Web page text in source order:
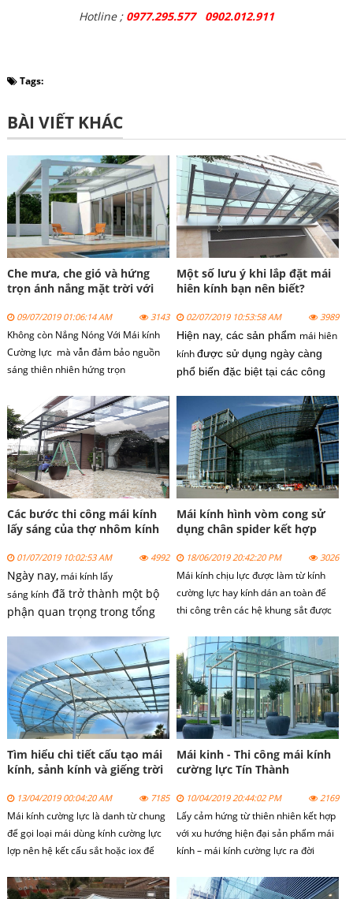
Hotline ; 0977.295.577 0902.012.911
Tags:
BÀI VIẾT KHÁC
Che mưa, che gió và hứng
trọn ánh nắng mặt trời với
09/07/2019 01:06:14 AM 3143
Không còn Nắng Nóng Với Mái kính
Cường lực mà vẫn đảm bảo nguồn
sáng thiên nhiên hứng trọn
Một số lưu ý khi lắp đặt mái
hiên kính bạn nên biết?
02/07/2019 10:53:58 AM 3989
Hiện nay, các sản phẩm mái hiên
kínhđược sử dụng ngày càng
phổ biến đặc biệt tại các công
nhiên, để đảm bảo lựa chọn
được sản phẩmmái hiên kínhphù
hợp và đảm bảo chất lượng thì
không phải ai cũng rõ.
Các bước thi công mái kính
lấy sáng của thợ nhôm kính
01/07/2019 10:02:53 AM 4992
Ngày nay,mái kính lấy
sáng kínhđã trở thành một bộ
phận quan trọng trong tổng
hiện đại. Người ta tìm đến mái
kính lấy sáng bởi độ bền, sự
sang trọng của nó.
Mái kính hình vòm cong sử
dụng chân spider kết hợp
18/06/2019 20:42:20 PM 3026
Mái kính chịu lực được làm từ kính
cường lực hay kính dán an toàn để
thi công trên các hệ khung sắt được
rất an toàn hoặc kết hợp với các phụ
kiện khác như spider đảm bảo tính
chịu lực tốt, độ bền cao
Tìm hiểu chi tiết cấu tạo mái
kính, sảnh kính và giếng trời
13/04/2019 00:04:20 AM 7185
Mái kính cường lực là danh từ chung
để gọi loại mái dùng kính cường lực
lợp nên hệ kết cấu sắt hoặc iox để
lưu không khí, tạo dáng tôn vẻ đẹp
Mái kinh - Thi công mái kính
cường lực Tín Thành
10/04/2019 20:44:02 PM 2169
Lấy cảm hứng từ thiên nhiên kết hợp
với xu hướng hiện đại sản phẩm mái
kính – mái kính cường lực ra đời
bạn.